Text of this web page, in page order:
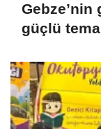
güçlü